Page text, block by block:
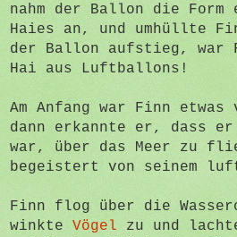
nahm der Ballon die Form
Haies an, und umhüllte
der Ballon aufstieg, war
Hai aus Luftballons!
Am Anfang war Finn
dann erkannte er, dass
war, über das Meer zu
begeistert von seinem
Finn flog über die
winkte Vögel zu und